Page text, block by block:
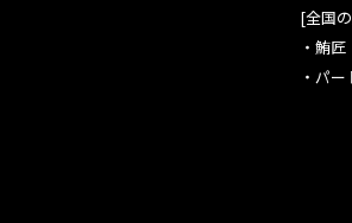
[全国
・鮪匠
・パー